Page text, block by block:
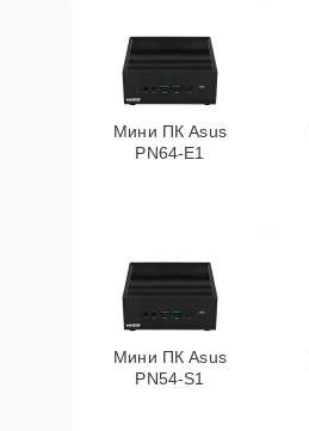
Мини ПК Asus
PN64-E1
Мини ПК Asus
PN54-S1